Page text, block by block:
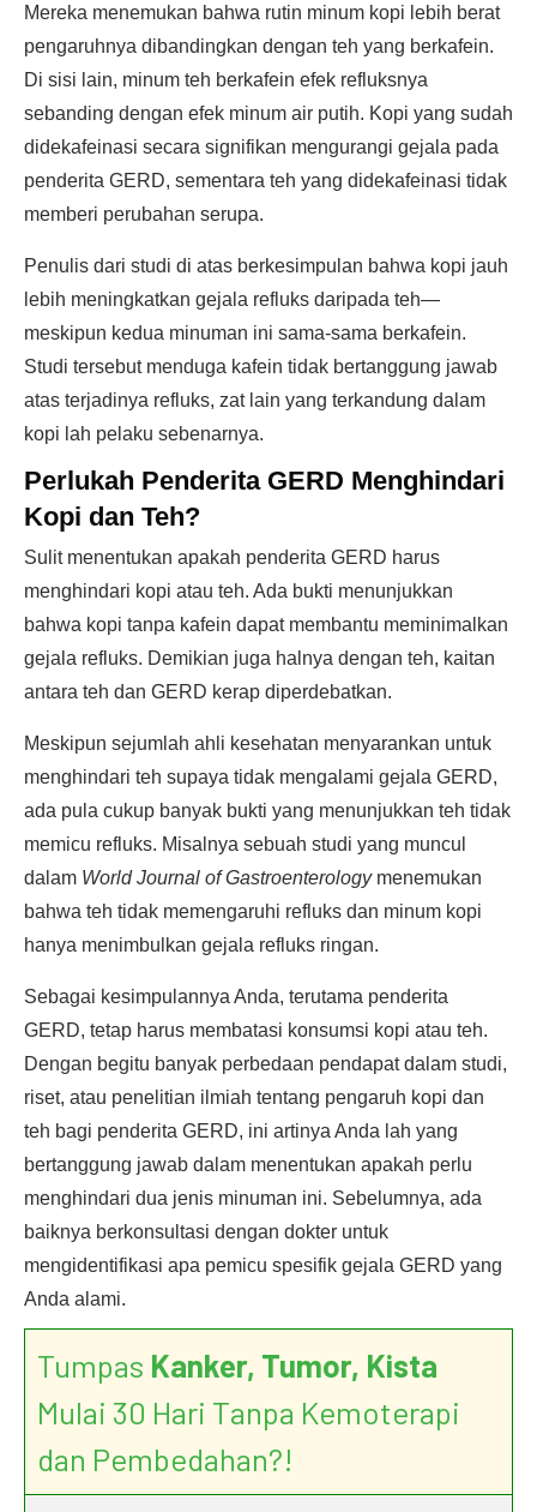
Mereka menemukan bahwa rutin minum kopi lebih berat
pengaruhnya dibandingkan dengan teh yang berkafein.
Di sisi lain, minum teh berkafein efek refluksnya
sebanding dengan efek minum air putih. Kopi yang sudah
didekafeinasi secara signifikan mengurangi gejala pada
penderita GERD, sementara teh yang didekafeinasi tidak
memberi perubahan serupa.
Penulis dari studi di atas berkesimpulan bahwa kopi jauh
lebih meningkatkan gejala refluks daripada teh—
meskipun kedua minuman ini sama-sama berkafein.
Studi tersebut menduga kafein tidak bertanggung jawab
atas terjadinya refluks, zat lain yang terkandung dalam
kopi lah pelaku sebenarnya.
Perlukah Penderita GERD Menghindari
Kopi dan Teh?
Sulit menentukan apakah penderita GERD harus
menghindari kopi atau teh. Ada bukti menunjukkan
bahwa kopi tanpa kafein dapat membantu meminimalkan
gejala refluks. Demikian juga halnya dengan teh, kaitan
antara teh dan GERD kerap diperdebatkan.
Meskipun sejumlah ahli kesehatan menyarankan untuk
menghindari teh supaya tidak mengalami gejala GERD,
ada pula cukup banyak bukti yang menunjukkan teh tidak
memicu refluks. Misalnya sebuah studi yang muncul
dalam World Journal of Gastroenterologymenemukan
bahwa teh tidak memengaruhi refluks dan minum kopi
hanya menimbulkan gejala refluks ringan.
Sebagai kesimpulannya Anda, terutama penderita
GERD, tetap harus membatasi konsumsi kopi atau teh.
Dengan begitu banyak perbedaan pendapat dalam studi,
riset, atau penelitian ilmiah tentang pengaruh kopi dan
teh bagi penderita GERD, ini artinya Anda lah yang
bertanggung jawab dalam menentukan apakah perlu
menghindari dua jenis minuman ini. Sebelumnya, ada
baiknya berkonsultasi dengan dokter untuk
mengidentifikasi apa pemicu spesifik gejala GERD yang
Anda alami.
Tumpas Kanker, Tumor, Kista
Mulai 30 Hari Tanpa Kemoterapi
dan Pembedahan?!